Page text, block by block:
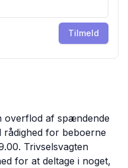
Tilmeld
overflod af spændende
rådighed for beboerne
Trivselsvagten
for at deltage i noget,